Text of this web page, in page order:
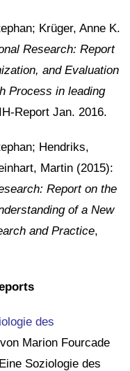
Krüger, Anne K.
Research: Report
and Evaluation
Process in leading
Report Jan. 2016.
Hendriks,
Martin (2015):
Report on the
of a New
and Practice,
des
Marion Fourcade
Soziologie des